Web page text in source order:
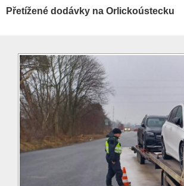
Přetížené dodávky na Orlickoústecku